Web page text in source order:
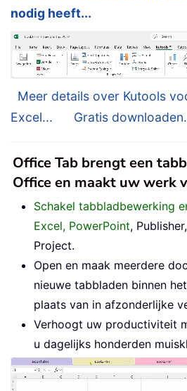
nodig heeft...
Meer details over Kutools
Excel...
Gratis
Office Tab brengt een
Office en maakt uw werk
Schakel tabbladbewerking
Excel, PowerPoint,
Project.
Open en maak meerdere
nieuwe tabbladen binnen
plaats van in afzonderlijke
Verhoogt uw productiviteit
u dagelijks honderden